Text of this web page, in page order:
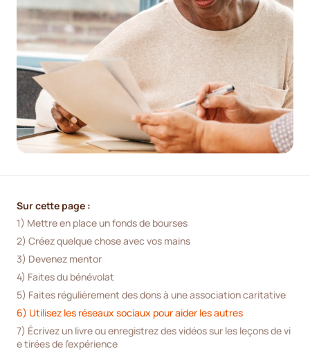
Sur cette page :
1) Mettre en place un fonds de bourses
2) Créez quelque chose avec vos mains
3) Devenez mentor
4) Faites du bénévolat
5) Faites régulièrement des dons à une association caritative
6) Utilisez les réseaux sociaux pour aider les autres
7) Écrivez un livre ou enregistrez des vidéos sur les leçons de vi
e tirées de l'expérience